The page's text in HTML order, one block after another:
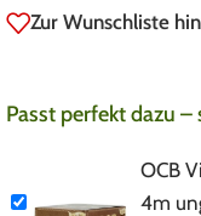
Zur Wunschliste
Passt perfekt dazu –
OCB
4m